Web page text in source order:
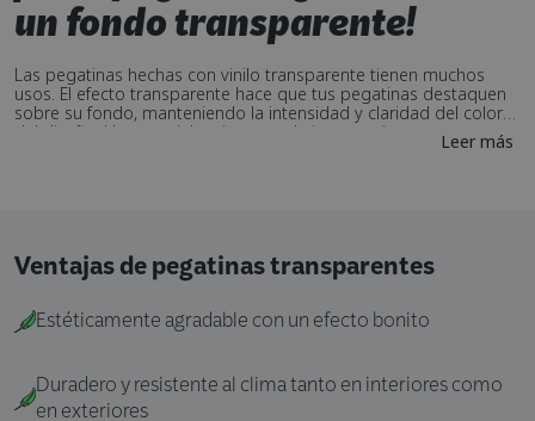
un fondo transparente!
Las pegatinas hechas con vinilo transparente tienen muchos
usos. El efecto transparente hace que tus pegatinas destaquen
sobre su fondo, manteniendo la intensidad y claridad del color
del diseño. Un material resistente a la intemperie que es
duradero tanto en interiores como en exteriores. Perfecto para
Leer más
Ventajas de pegatinas transparentes
Estéticamente agradable con un efecto bonito
Duradero y resistente al clima tanto en interiores como
en exteriores